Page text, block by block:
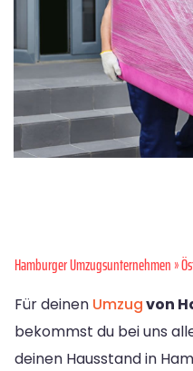
Hamburger Umzugsunternehmen»
Für deinen Umzugvon
bekommst du bei uns
deinen Hausstand in